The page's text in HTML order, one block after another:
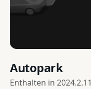
Autopark
Enthalten in 2024.2.11